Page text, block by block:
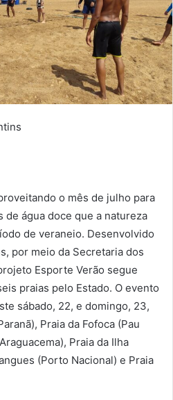
i
o mês de julho para
de água doce que a natureza
de veraneio. Desenvolvido
por meio da Secretaria dos
Esporte Verão segue
praias pelo Estado. O evento
sábado, 22, e domingo, 23,
Praia da Fofoca (Pau
Praia da Ilha
(Porto Nacional) e Praia